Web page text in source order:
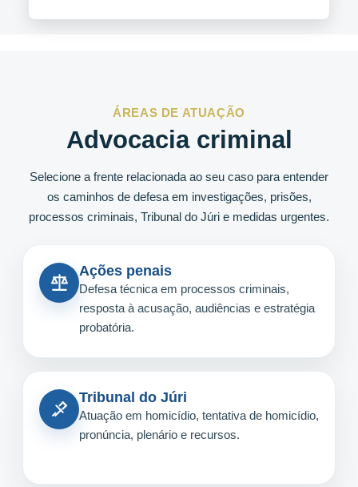
ÁREAS DE ATUAÇÃO
Advocacia criminal
Selecione a frente relacionada ao seu caso para entender
os caminhos de defesa em investigações, prisões,
processos criminais, Tribunal do Júri e medidas urgentes.
Ações penais
Defesa técnica em processos criminais,
resposta à acusação, audiências e estratégia
probatória.
Tribunal do Júri
Atuação em homicídio, tentativa de homicídio,
pronúncia, plenário e recursos.